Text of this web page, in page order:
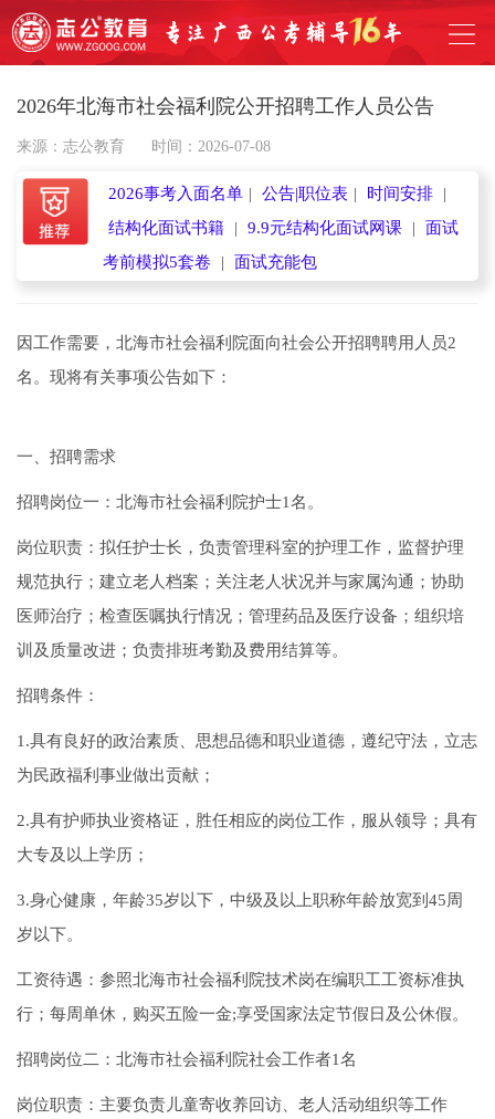
2026年北海市社会福利院公开招聘工作人员公告
来源：志公教育 时间：2026-07-08
2026事考入面名单 | 公告|职位表 | 时间安排
|
结构化面试书籍
| 9.9元结构化面试网课 |
面试
考前模拟5套卷
| 面试充能包
因工作需要，北海市社会福利院面向社会公开招聘聘用人员2
名。现将有关事项公告如下：
一、招聘需求
招聘岗位一：北海市社会福利院护士1名。
岗位职责：拟任护士长，负责管理科室的护理工作，监督护理
规范执行；建立老人档案；关注老人状况并与家属沟通；协助
医师治疗；检查医嘱执行情况；管理药品及医疗设备；组织培
训及质量改进；负责排班考勤及费用结算等。
招聘条件：
1.具有良好的政治素质、思想品德和职业道德，遵纪守法，立志
为民政福利事业做出贡献；
2.具有护师执业资格证，胜任相应的岗位工作，服从领导；具有
大专及以上学历；
3.身心健康，年龄35岁以下，中级及以上职称年龄放宽到45周
岁以下。
工资待遇：参照北海市社会福利院技术岗在编职工工资标准执
行；每周单休，购买五险一金;享受国家法定节假日及公休假。
招聘岗位二：北海市社会福利院社会工作者1名
岗位职责：主要负责儿童寄收养回访、老人活动组织等工作